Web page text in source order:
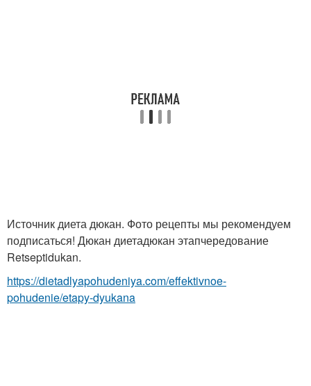
Источник диета дюкан. Фото рецепты мы рекомендуем
подписаться! Дюкан диетадюкан этапчередование
Retseptidukan.
https://dietadlyapohudeniya.com/effektivnoe-
pohudenie/etapy-dyukana